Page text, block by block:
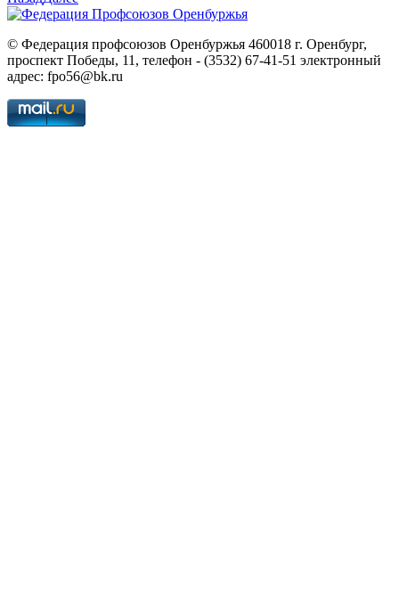
© Федерация профсоюзов Оренбуржья 460018 г. Оренбург,
проспект Победы, 11, телефон - (3532) 67-41-51 электронный
адрес: fpo56@bk.ru